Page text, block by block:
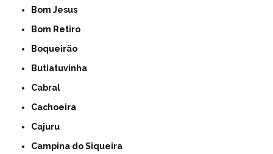
Bom Jesus
Bom Retiro
Boqueirão
Butiatuvinha
Cabral
Cachoeira
Cajuru
Campina do Siqueira